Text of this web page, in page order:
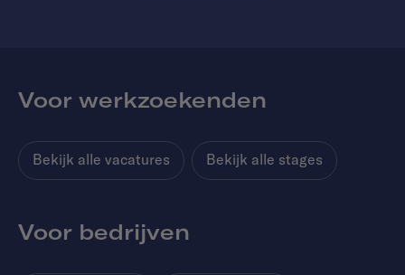
Voor werkzoekenden
Bekijk alle vacatures Bekijk alle stages
Voor bedrijven